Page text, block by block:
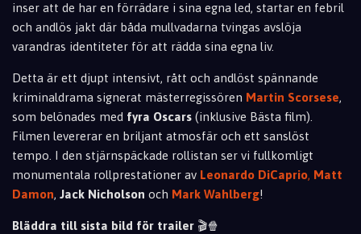
inser att de har en förrädare i sina egna led, startar en febril
och andlös jakt där båda mullvadarna tvingas avslöja
varandras identiteter för att rädda sina egna liv.
Detta är ett djupt intensivt, rått och andlöst spännande
kriminaldrama signerat mästerregissören Martin Scorsese,
som belönades med fyra Oscars (inklusive Bästa film).
Filmen levererar en briljant atmosfär och ett sanslöst
tempo. I den stjärnspäckade rollistan ser vi fullkomligt
monumentala rollprestationer av Leonardo DiCaprio, Matt
Damon, Jack Nicholson och Mark Wahlberg!
Bläddra till sista bild för trailer 🎬🍿